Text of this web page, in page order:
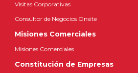
Visitas Corporativas
Consultor de Negocios Onsite
Misiones Comerciales
Misiones Comerciales
Constitución de Empresas